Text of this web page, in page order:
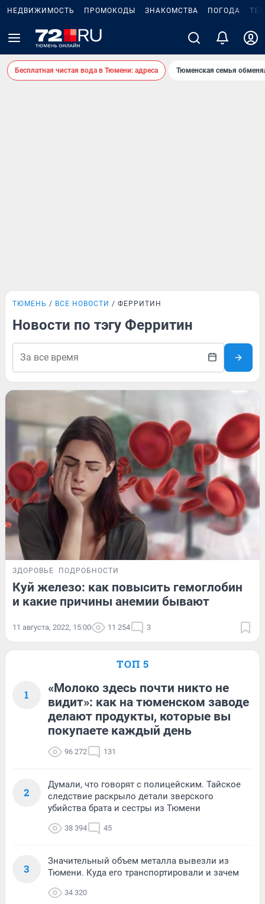
НЕДВИЖИМОСТЬ ПРОМОКОДЫ ЗНАКОМСТВА ПОГОДА
Бесплатная чистая вода в Тюмени: адреса Тюменская семья
ТЮМЕНЬ ВСЕ НОВОСТИ ФЕРРИТИН
Новости по тэгу Ферритин
ЗДОРОВЬЕ ПОДРОБНОСТИ
Куй железо: как повысить гемоглобин
и какие причины анемии бывают
11 августа, 2022, 15:00 11 254 3
ТОП 5
1
«Молоко здесь почти никто не
видит»: как на тюменском заводе
делают продукты, которые вы
покупаете каждый день
96 272 131
2
Думали, что говорят с полицейским. Тайское
следствие раскрыло детали зверского
убийства брата и сестры из Тюмени
38 394 45
3
Значительный объем металла вывезли из
Тюмени. Куда его транспортировали и зачем
34 320